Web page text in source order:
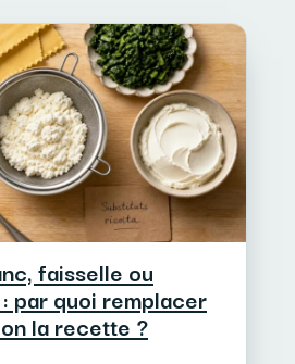
faisselle ou
par quoi remplacer
la recette ?